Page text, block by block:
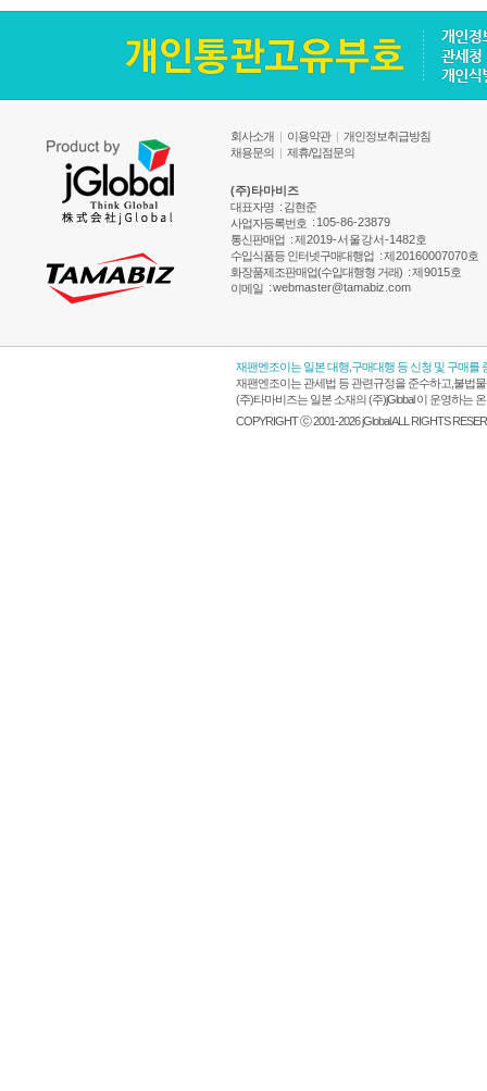
회사소개 이용약관
개인정보취급방침
채용문의
제휴/입점문의
(주)타마비즈
대표자명 : 김현준
사업자등록번호 : 105-86-23879
통신판매업 :제2019-서울강서-1482호
수입식품등 인터넷구매대행업 :제20160007070호
화장품제조판매업(수입대행형 거래) :제9015호
이메일 :webmaster@tamabiz.com
재팬엔조이는 일본 대행,구매대행 등 신청 및 구매
재팬엔조이는 관세법 등 관련규정을 준수하고,불법
(주)타마비즈는 일본 소재의 (주)jGlobal 이 운영하는
COPYRIGHT ⓒ 2001-2026 jGlobal ALL RIGHTS